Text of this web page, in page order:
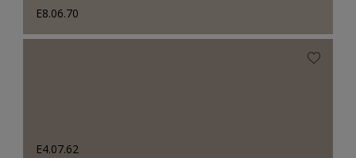
E8.06.70
E4.07.62